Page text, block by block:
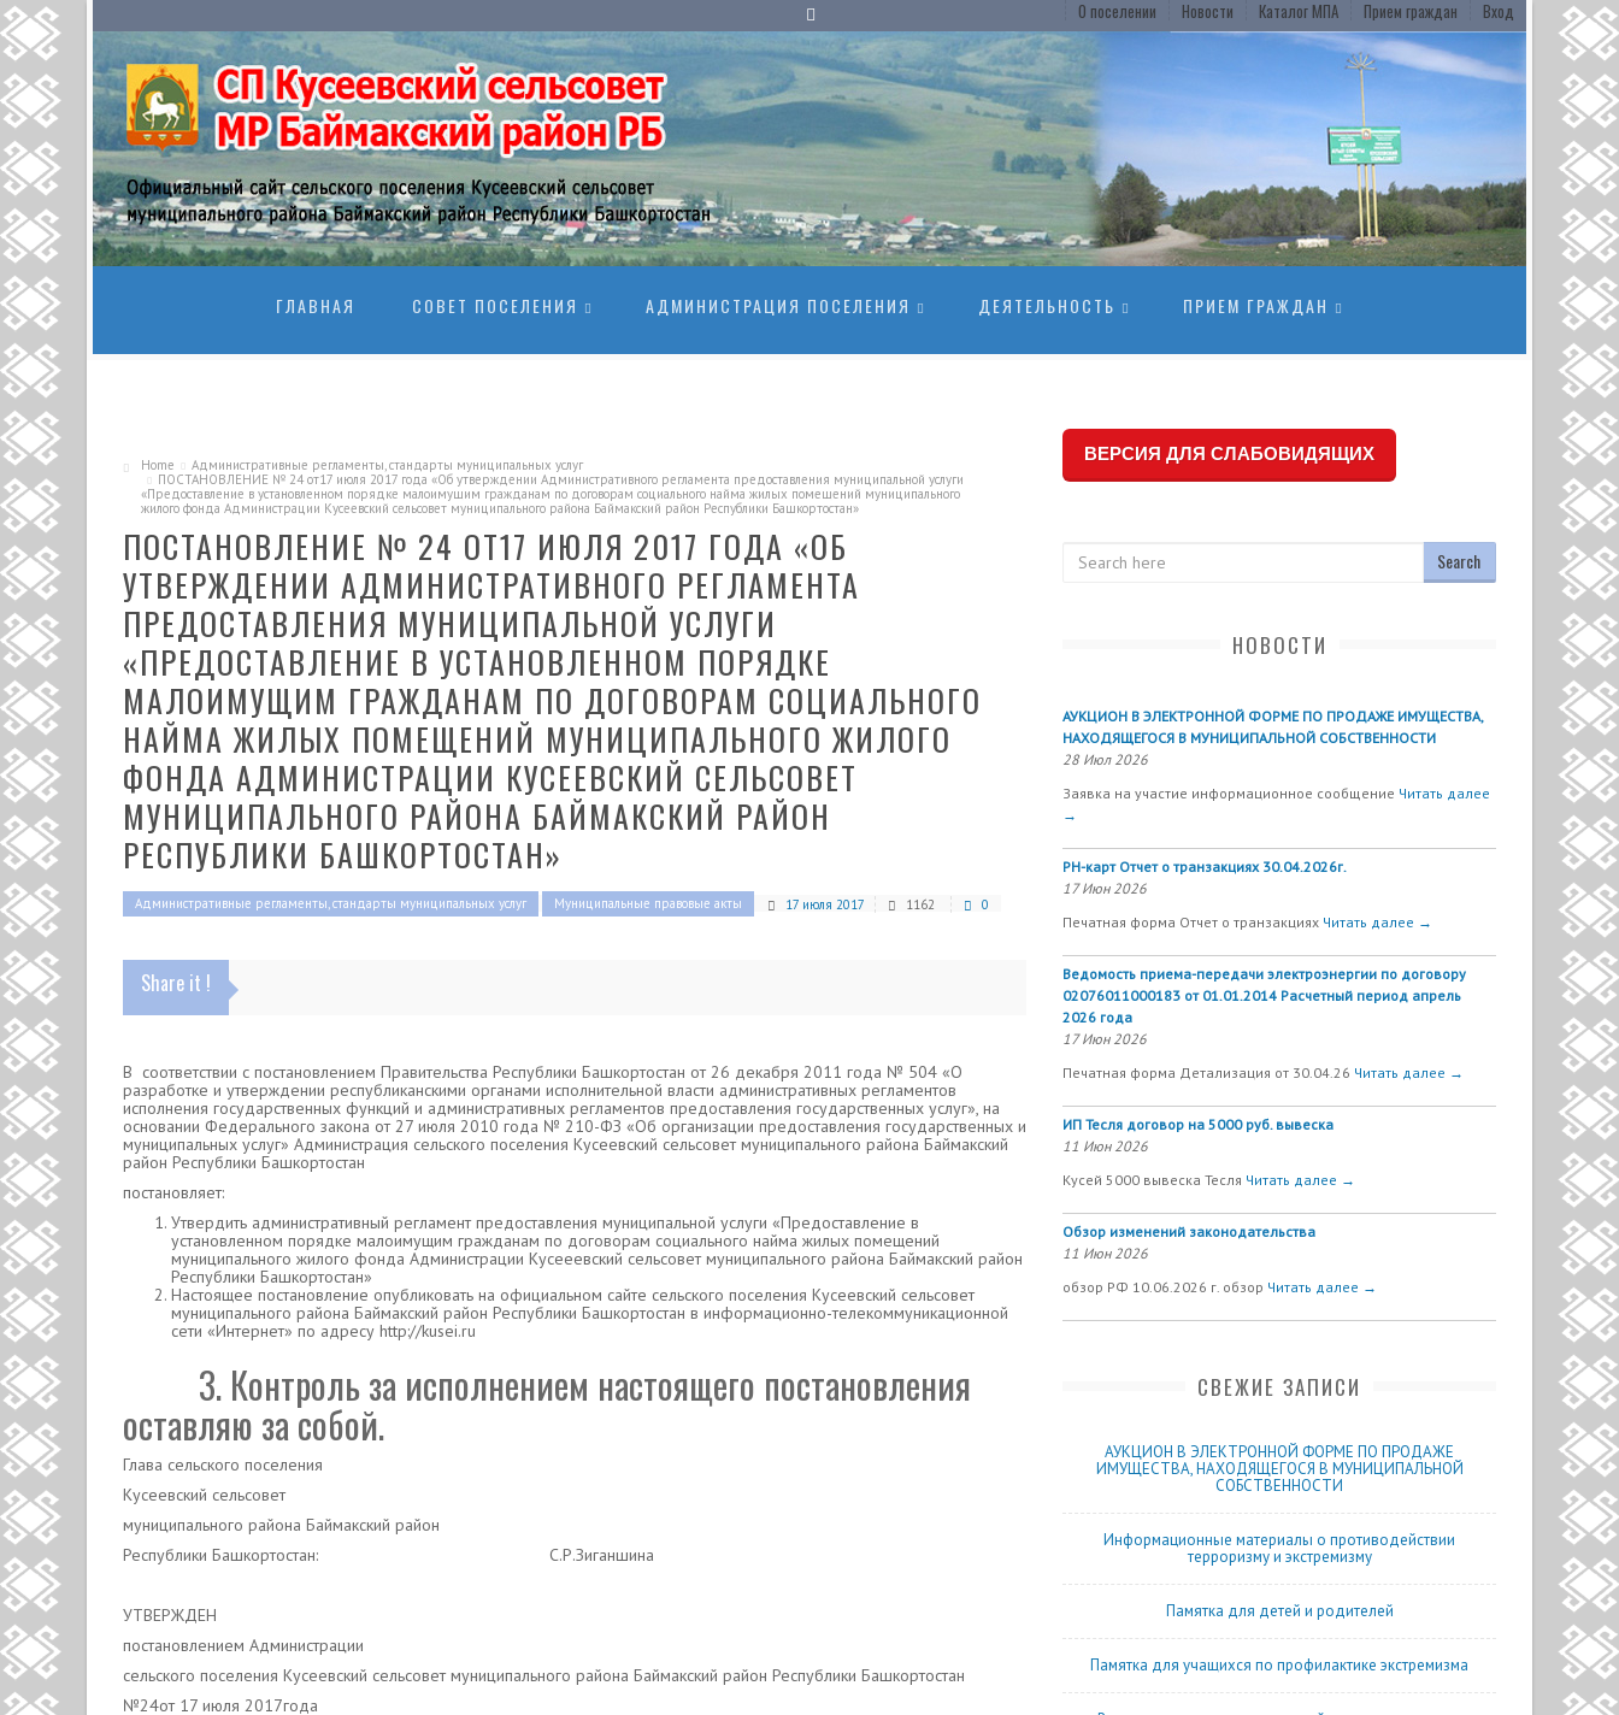
О поселении Новости Каталог МПА Прием граждан Вход
ГЛАВНАЯ
СОВЕТ ПОСЕЛЕНИЯ АДМИНИСТРАЦИЯ ПОСЕЛЕНИЯ ДЕЯТЕЛЬНОСТЬ ПРИЕМ ГРАЖДАН
Home
Административные регламенты, стандарты муниципальных услуг
ПОСТАНОВЛЕНИЕ № 24 от17 июля 2017 года «Об утверждении Административного регламента предоставления муниципальной услуги
«Предоставление в установленном порядке малоимущим гражданам по договорам социального найма жилых помещений муниципального
жилого фонда Администрации Кусеевский сельсовет муниципального района Баймакский район Республики Башкортостан»
ПОСТАНОВЛЕНИЕ № 24 ОТ17 ИЮЛЯ 2017 ГОДА «ОБ
УТВЕРЖДЕНИИ АДМИНИСТРАТИВНОГО РЕГЛАМЕНТА
ПРЕДОСТАВЛЕНИЯ МУНИЦИПАЛЬНОЙ УСЛУГИ
«ПРЕДОСТАВЛЕНИЕ В УСТАНОВЛЕННОМ ПОРЯДКЕ
МАЛОИМУЩИМ ГРАЖДАНАМ ПО ДОГОВОРАМ СОЦИАЛЬНОГО
НАЙМА ЖИЛЫХ ПОМЕЩЕНИЙ МУНИЦИПАЛЬНОГО ЖИЛОГО
ФОНДА АДМИНИСТРАЦИИ КУСЕЕВСКИЙ СЕЛЬСОВЕТ
МУНИЦИПАЛЬНОГО РАЙОНА БАЙМАКСКИЙ РАЙОН
РЕСПУБЛИКИ БАШКОРТОСТАН»
Административные регламенты, стандарты муниципальных услуг Муниципальные правовые акты 17 июля 2017 1162 0
Share it !
В соответствии с постановлением Правительства Республики Башкортостан от 26 декабря 2011 года № 504 «О
разработке и утверждении республиканскими органами исполнительной власти административных регламентов
исполнения государственных функций и административных регламентов предоставления государственных услуг», на
основании Федерального закона от 27 июля 2010 года № 210-ФЗ «Об организации предоставления государственных и
муниципальных услуг» Администрация сельского поселения Кусеевский сельсовет муниципального района Баймакский
район Республики Башкортостан
постановляет:
Утвердить административный регламент предоставления муниципальной услуги «Предоставление в
установленном порядке малоимущим гражданам по договорам социального найма жилых помещений
муниципального жилого фонда Администрации Кусееевский сельсовет муниципального района Баймакский район
Республики Башкортостан»
Настоящее постановление опубликовать на официальном сайте сельского поселения Кусеевский сельсовет
муниципального района Баймакский район Республики Башкортостан в информационно-телекоммуникационной
сети «Интернет» по адресу http://kusei.ru
3. Контроль за исполнением настоящего постановления
оставляю за собой.
Глава сельского поселения
Кусеевский сельсовет
муниципального района Баймакский район
Республики Башкортостан: С.Р.Зиганшина
УТВЕРЖДЕН
постановлением Администрации
сельского поселения Кусеевский сельсовет муниципального района Баймакский район Республики Башкортостан
№24от 17 июля 2017года
ВЕРСИЯ ДЛЯ СЛАБОВИДЯЩИХ
НОВОСТИ
АУКЦИОН В ЭЛЕКТРОННОЙ ФОРМЕ ПО ПРОДАЖЕ ИМУЩЕСТВА,
НАХОДЯЩЕГОСЯ В МУНИЦИПАЛЬНОЙ СОБСТВЕННОСТИ
28 Июл 2026
Заявка на участие информационное сообщение Читать далее
→
РН-карт Отчет о транзакциях 30.04.2026г.
17 Июн 2026
Печатная форма Отчет о транзакциях Читать далее →
Ведомость приема-передачи электроэнергии по договору
02076011000183 от 01.01.2014 Расчетный период апрель
2026 года
17 Июн 2026
Печатная форма Детализация от 30.04.26 Читать далее →
ИП Тесля договор на 5000 руб. вывеска
11 Июн 2026
Кусей 5000 вывеска Тесля Читать далее →
Обзор изменений законодательства
11 Июн 2026
обзор РФ 10.06.2026 г. обзор Читать далее →
СВЕЖИЕ ЗАПИСИ
АУКЦИОН В ЭЛЕКТРОННОЙ ФОРМЕ ПО ПРОДАЖЕ
ИМУЩЕСТВА, НАХОДЯЩЕГОСЯ В МУНИЦИПАЛЬНОЙ
СОБСТВЕННОСТИ
Информационные материалы о противодействии
терроризму и экстремизму
Памятка для детей и родителей
Памятка для учащихся по профилактике экстремизма